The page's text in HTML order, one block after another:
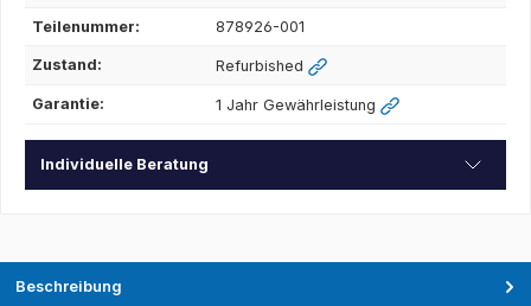
Teilenummer: 878926-001
Zustand: Refurbished
Garantie: 1 Jahr Gewährleistung
Individuelle Beratung
Beschreibung